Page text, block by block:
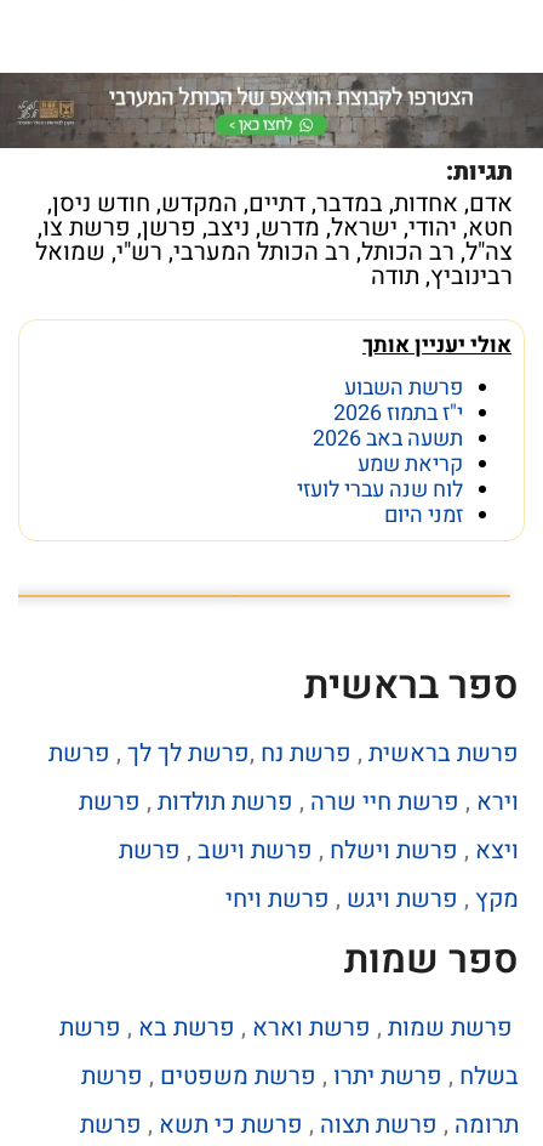
תגיות:
אדם, אחדות, במדבר, דתיים, המקדש, חודש ניסן,
חטא, יהודי, ישראל, מדרש, ניצב,פרשן, פרשת צו,
צה"ל, רב הכותל, רב הכותל המערבי, רש"י, שמואל
רבינוביץ, תודה
אולי יעניין אותך
פרשת השבוע
י"ז בתמוז 2026
תשעה באב 2026
קריאת שמע
לוח שנה עברי לועזי
זמני היום
ספר בראשית
פרשת בראשית , פרשת נח ,פרשת לך לך , פרשת
וירא , פרשת חיי שרה , פרשת תולדות , פרשת
ויצא , פרשת וישלח , פרשת וישב , פרשת
מקץ , פרשת ויגש , פרשת ויחי
ספר שמות
פרשת שמות , פרשת וארא , פרשת בא , פרשת
בשלח , פרשת יתרו , פרשת משפטים , פרשת
תרומה , פרשת תצוה , פרשת כי תשא , פרשת